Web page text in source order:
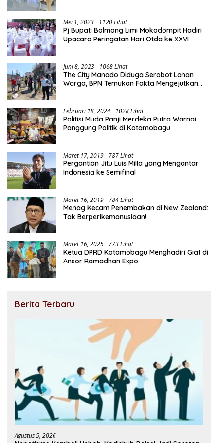
Mei 1, 2023 1120 Lihat
Pj Bupati Bolmong Limi Mokodompit Hadiri
Upacara Peringatan Hari Otda ke XXVI
Juni 8, 2023 1068 Lihat
The City Manado Diduga Serobot Lahan
Warga, BPN Temukan Fakta Mengejutkan
Februari 18, 2024 1028 Lihat
Politisi Muda Panji Merdeka Putra Warnai
Panggung Politik di Kotamobagu
Maret 17, 2019 787 Lihat
Pergantian Jitu Luis Milla yang Mengantar
Indonesia ke Semifinal
Maret 16, 2019 784 Lihat
Menag Kecam Penembakan di New Zealand:
Tak Berperikemanusiaan!
Maret 16, 2025 773 Lihat
Ketua DPRD Kotamobagu Menghadiri Giat di
Ansor Ramadhan Expo
Berita Terbaru
Agustus 5, 2026